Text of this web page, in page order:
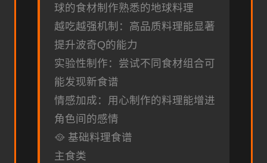
球的食材制作熟悉的地球料理
越吃越强机制：高品质料理能显著
提升波奇Q的能力
实验性制作：尝试不同食材组合可
能发现新食谱
情感加成：用心制作的料理能增进
角色间的感情
🥘 基础料理食谱
主食类